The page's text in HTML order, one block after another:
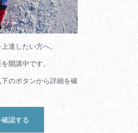
達したい方へ。
開講中です。
のボタンから詳細を確
認する